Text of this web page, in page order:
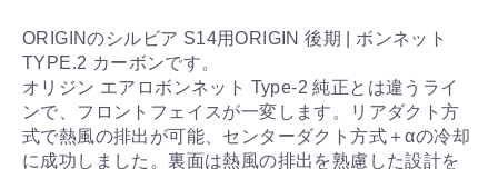
ORIGINのシルビア S14用ORIGIN 後期 | ボンネット
TYPE.2 カーボンです。
オリジン エアロボンネット Type-2 純正とは違うライ
ンで、フロントフェイスが一変します。リアダクト方
式で熱風の排出が可能、センターダクト方式＋αの冷却
に成功しました。裏面は熱風の排出を熟慮した設計を